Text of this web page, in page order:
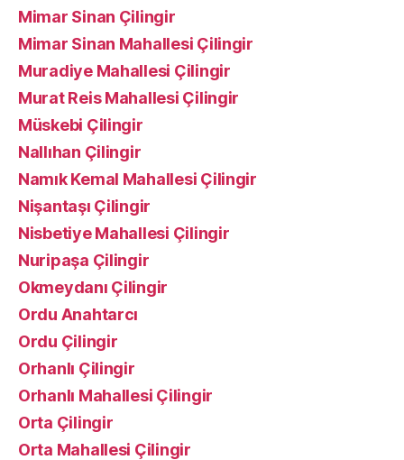
Mimar Sinan Çilingir
Mimar Sinan Mahallesi Çilingir
Muradiye Mahallesi Çilingir
Murat Reis Mahallesi Çilingir
Müskebi Çilingir
Nallıhan Çilingir
Namık Kemal Mahallesi Çilingir
Nişantaşı Çilingir
Nisbetiye Mahallesi Çilingir
Nuripaşa Çilingir
Okmeydanı Çilingir
Ordu Anahtarcı
Ordu Çilingir
Orhanlı Çilingir
Orhanlı Mahallesi Çilingir
Orta Çilingir
Orta Mahallesi Çilingir